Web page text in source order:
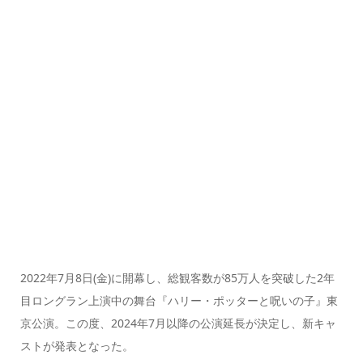
2022年7月8日(金)に開幕し、総観客数が85万人を突破した2年
目ロングラン上演中の舞台『ハリー・ポッターと呪いの子』東
京公演。この度、2024年7月以降の公演延長が決定し、新キャ
ストが発表となった。